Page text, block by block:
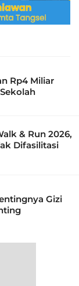
Rp4 Miliar
& Run 2026,
Difasilitasi
Gizi